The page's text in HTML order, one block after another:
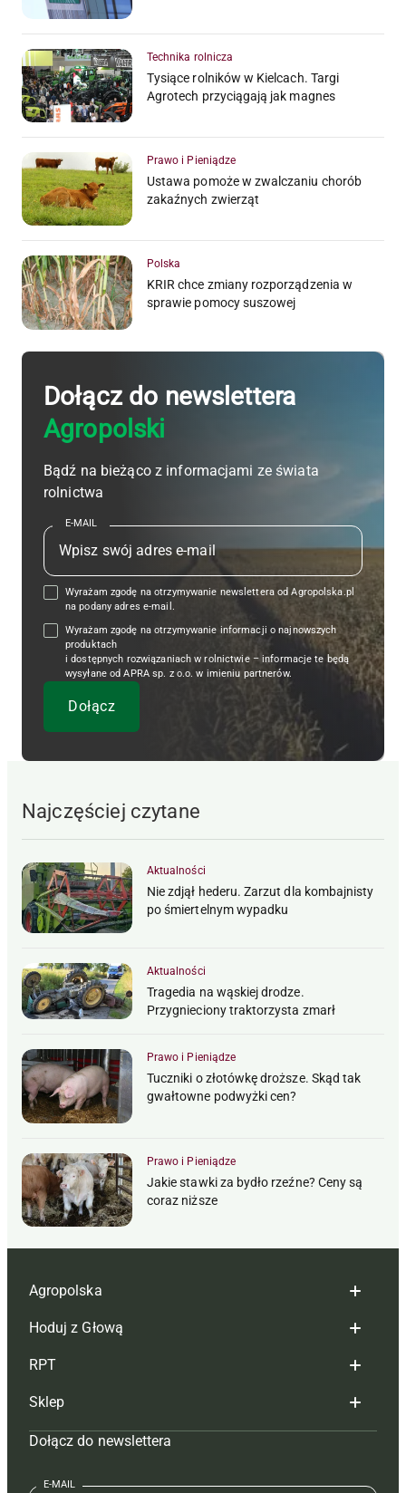
Technika rolnicza
Tysiące rolników w Kielcach. Targi
Agrotech przyciągają jak magnes
Prawo i Pieniądze
Ustawa pomoże w zwalczaniu chorób
zakaźnych zwierząt
Polska
KRIR chce zmiany rozporządzenia w
sprawie pomocy suszowej
Dołącz do newslettera
Agropolski
Bądź na bieżąco z informacjami ze świata
rolnictwa
E-MAIL
Wyrażam zgodę na otrzymywanie newslettera od Agropolska.pl
na podany adres e-mail.
Wyrażam zgodę na otrzymywanie informacji o najnowszych
produktach
i dostępnych rozwiązaniach w rolnictwie – informacje te będą
wysyłane od APRA sp. z o.o. w imieniu partnerów.
Najczęściej czytane
Aktualności
Nie zdjął hederu. Zarzut dla kombajnisty
po śmiertelnym wypadku
Aktualności
Tragedia na wąskiej drodze.
Przygnieciony traktorzysta zmarł
Prawo i Pieniądze
Tuczniki o złotówkę droższe. Skąd tak
gwałtowne podwyżki cen?
Prawo i Pieniądze
Jakie stawki za bydło rzeźne? Ceny są
coraz niższe
Agropolska
Redakcja
Reklama
Tagi
Mapa serwisu
Kontakt
Hoduj z Głową
Hoduj z głową bydło
Hoduj z głową świnie
Prenumerata
Redakcja
RPT
Redakcja
Prenumerata
Reklama
Sklep
Czasopisma i prenumerata
Książki
Dołącz do newslettera
E-MAIL